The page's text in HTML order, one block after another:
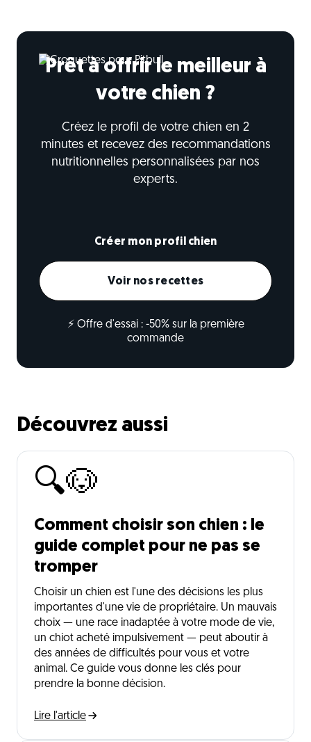
Prêt à offrir le meilleur à
votre chien ?
Créez le profil de votre chien en 2
minutes et recevez des recommandations
nutritionnelles personnalisées par nos
experts.
Créer mon profil chien
Voir nos recettes
⚡ Offre d'essai : -50% sur la première
commande
Découvrez aussi
🔍🐶
Comment choisir son chien : le
guide complet pour ne pas se
tromper
Choisir un chien est l'une des décisions les plus
importantes d'une vie de propriétaire. Un mauvais
choix — une race inadaptée à votre mode de vie,
un chiot acheté impulsivement — peut aboutir à
des années de difficultés pour vous et votre
animal. Ce guide vous donne les clés pour
prendre la bonne décision.
Lire l'article